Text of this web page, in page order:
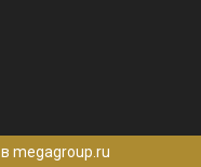
в megagroup.ru